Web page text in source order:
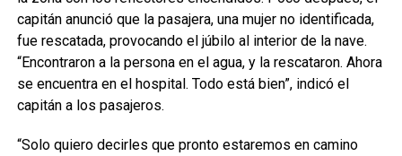
capitán anunció que la pasajera, una mujer no identificada,
fue rescatada, provocando el júbilo al interior de la nave.
“Encontraron a la persona en el agua, y la rescataron. Ahora
se encuentra en el hospital. Todo está bien”, indicó el
capitán a los pasajeros.
“Solo quiero decirles que pronto estaremos en camino